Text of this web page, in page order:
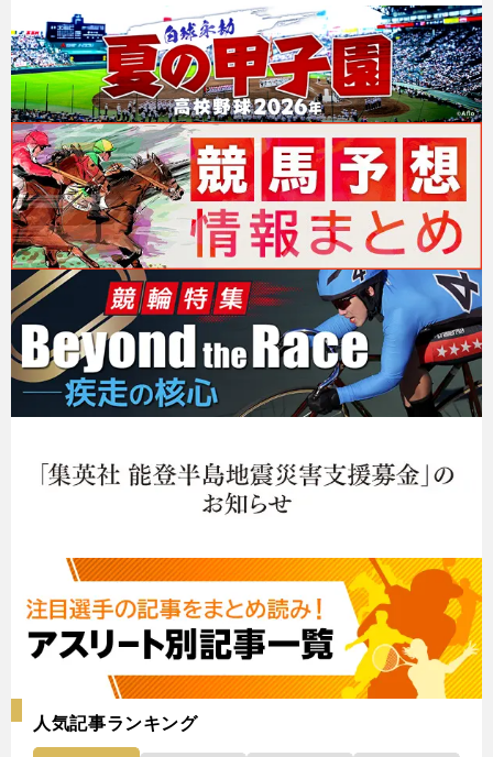
人気記事ランキング